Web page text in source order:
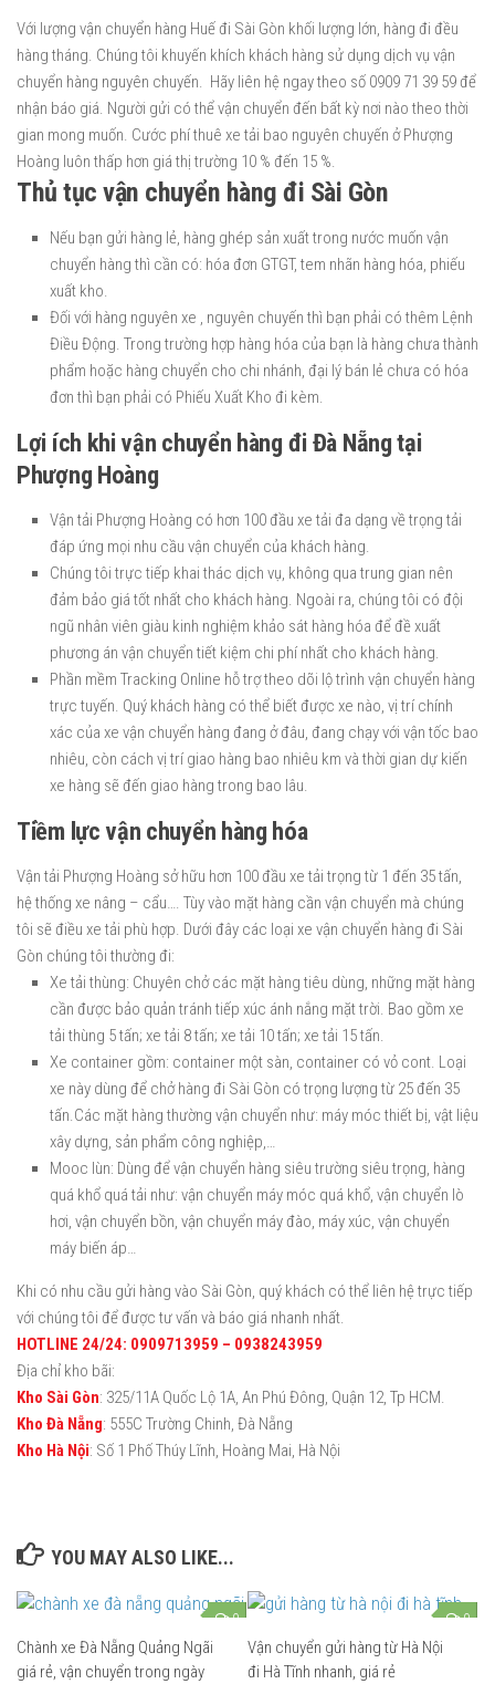
Với lượng vận chuyển hàng Huế đi Sài Gòn khối lượng lớn, hàng đi đều
hàng tháng. Chúng tôi khuyến khích khách hàng sử dụng dịch vụ vận
chuyển hàng nguyên chuyến. Hãy liên hệ ngay theo số 0909 71 39 59 để
nhận báo giá. Người gửi có thể vận chuyển đến bất kỳ nơi nào theo thời
gian mong muốn. Cước phí thuê xe tải bao nguyên chuyến ở Phượng
Hoàng luôn thấp hơn giá thị trường 10 % đến 15 %.
Thủ tục vận chuyển hàng đi Sài Gòn
Nếu bạn gửi hàng lẻ, hàng ghép sản xuất trong nước muốn vận
chuyển hàng thì cần có: hóa đơn GTGT, tem nhãn hàng hóa, phiếu
xuất kho.
Đối với hàng nguyên xe , nguyên chuyến thì bạn phải có thêm Lệnh
Điều Động. Trong trường hợp hàng hóa của bạn là hàng chưa thành
phẩm hoặc hàng chuyển cho chi nhánh, đại lý bán lẻ chưa có hóa
đơn thì bạn phải có Phiếu Xuất Kho đi kèm.
Lợi ích khi vận chuyển hàng đi Đà Nẵng tại
Phượng Hoàng
Vận tải Phượng Hoàng có hơn 100 đầu xe tải đa dạng về trọng tải
đáp ứng mọi nhu cầu vận chuyển của khách hàng.
Chúng tôi trực tiếp khai thác dịch vụ, không qua trung gian nên
đảm bảo giá tốt nhất cho khách hàng. Ngoài ra, chúng tôi có đội
ngũ nhân viên giàu kinh nghiệm khảo sát hàng hóa để đề xuất
phương án vận chuyển tiết kiệm chi phí nhất cho khách hàng.
Phần mềm Tracking Online hỗ trợ theo dõi lộ trình vận chuyển hàng
trực tuyến. Quý khách hàng có thể biết được xe nào, vị trí chính
xác của xe vận chuyển hàng đang ở đâu, đang chạy với vận tốc bao
nhiêu, còn cách vị trí giao hàng bao nhiêu km và thời gian dự kiến
xe hàng sẽ đến giao hàng trong bao lâu.
Tiềm lực vận chuyển hàng hóa
Vận tải Phượng Hoàng sở hữu hơn 100 đầu xe tải trọng từ 1 đến 35 tấn,
hệ thống xe nâng – cẩu…. Tùy vào mặt hàng cần vận chuyển mà chúng
tôi sẽ điều xe tải phù hợp. Dưới đây các loại xe vận chuyển hàng đi Sài
Gòn chúng tôi thường đi:
Xe tải thùng: Chuyên chở các mặt hàng tiêu dùng, những mặt hàng
cần được bảo quản tránh tiếp xúc ánh nắng mặt trời. Bao gồm xe
tải thùng 5 tấn; xe tải 8 tấn; xe tải 10 tấn; xe tải 15 tấn.
Xe container gồm: container một sàn, container có vỏ cont. Loại
xe này dùng để chở hàng đi Sài Gòn có trọng lượng từ 25 đến 35
tấn.Các mặt hàng thường vận chuyển như: máy móc thiết bị, vật liệu
xây dựng, sản phẩm công nghiệp,…
Mooc lùn: Dùng để vận chuyển hàng siêu trường siêu trọng, hàng
quá khổ quá tải như: vận chuyển máy móc quá khổ, vận chuyển lò
hơi, vận chuyển bồn, vận chuyển máy đào, máy xúc, vận chuyển
máy biến áp…
Khi có nhu cầu gửi hàng vào Sài Gòn, quý khách có thể liên hệ trực tiếp
với chúng tôi để được tư vấn và báo giá nhanh nhất.
HOTLINE 24/24: 0909713959 – 0938243959
Địa chỉ kho bãi:
Kho Sài Gòn: 325/11A Quốc Lộ 1A, An Phú Đông, Quận 12, Tp HCM.
Kho Đà Nẵng: 555C Trường Chinh, Đà Nẵng
Kho Hà Nội: Số 1 Phố Thúy Lĩnh, Hoàng Mai, Hà Nội
YOU MAY ALSO LIKE...
0
Chành xe Đà Nẵng Quảng Ngãi
giá rẻ, vận chuyển trong ngày
0
Vận chuyển gửi hàng từ Hà Nội
đi Hà Tĩnh nhanh, giá rẻ